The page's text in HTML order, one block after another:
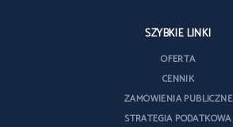
SZYBKIE LINKI
OFERTA
CENNIK
ZAMÓWIENIA PUBLICZNE
STRATEGIA PODATKOWA